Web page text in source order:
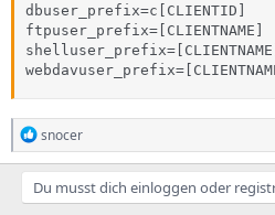
dbuser_prefix=c[CLIENTID]
ftpuser_prefix=[CLIENTNAME]
R
e
a
k
t
snocer
Du musst dich einloggen oder